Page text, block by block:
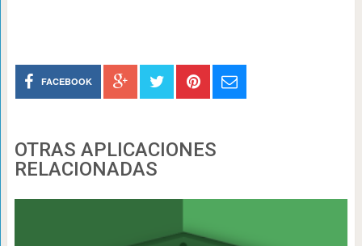
FACEBOOK
OTRAS APLICACIONES
RELACIONADAS